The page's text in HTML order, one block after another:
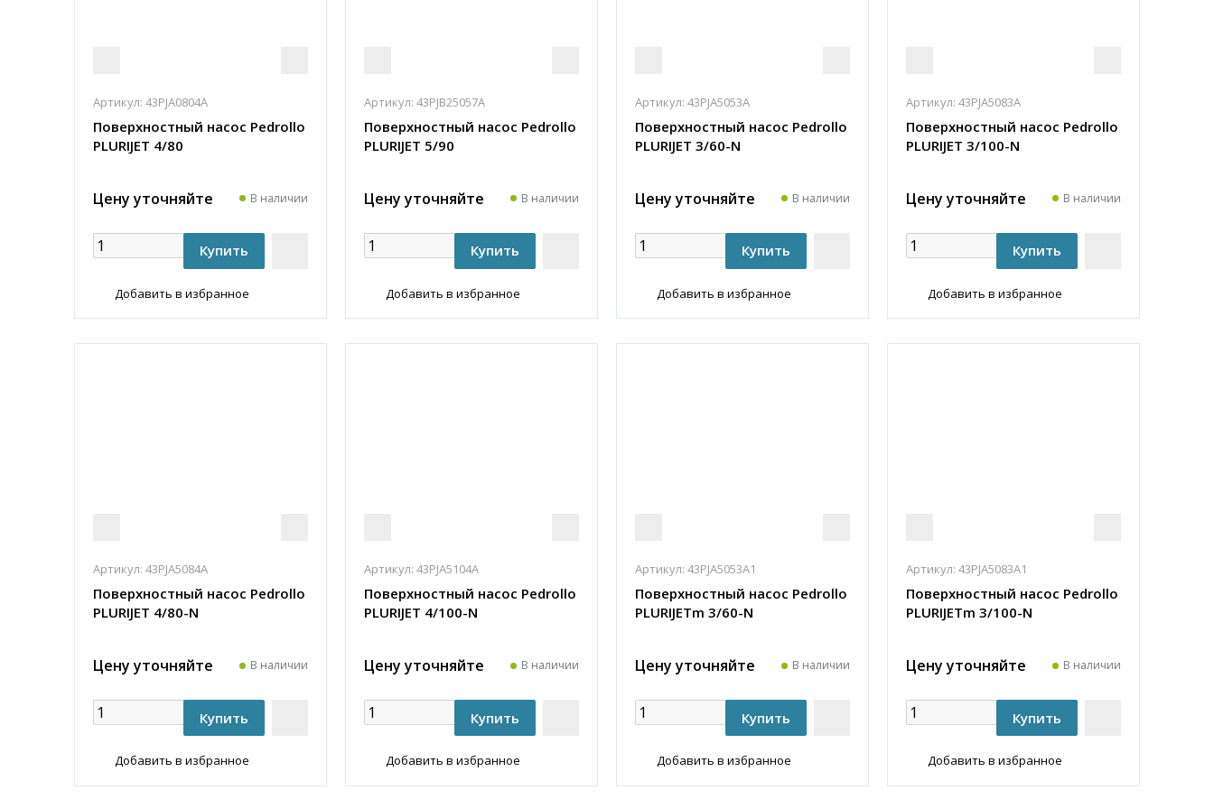
Артикул: 43PJA0804A
Поверхностный насос Pedrollo
PLURIJET 4/80
Цену уточняйте В наличии
Добавить в избранное
Артикул: 43PJB25057A
Поверхностный насос Pedrollo
PLURIJET 5/90
Цену уточняйте В наличии
Добавить в избранное
Артикул: 43PJA5053A
Поверхностный насос Pedrollo
PLURIJET 3/60-N
Цену уточняйте В наличии
Добавить в избранное
Артикул: 43PJA5083A
Поверхностный насос Pedrollo
PLURIJET 3/100-N
Цену уточняйте В наличии
Добавить в избранное
Артикул: 43PJA5084A
Поверхностный насос Pedrollo
PLURIJET 4/80-N
Цену уточняйте В наличии
Добавить в избранное
Артикул: 43PJA5104A
Поверхностный насос Pedrollo
PLURIJET 4/100-N
Цену уточняйте В наличии
Добавить в избранное
Артикул: 43PJA5053A1
Поверхностный насос Pedrollo
PLURIJETm 3/60-N
Цену уточняйте В наличии
Добавить в избранное
Артикул: 43PJA5083A1
Поверхностный насос Pedrollo
PLURIJETm 3/100-N
Цену уточняйте В наличии
Добавить в избранное